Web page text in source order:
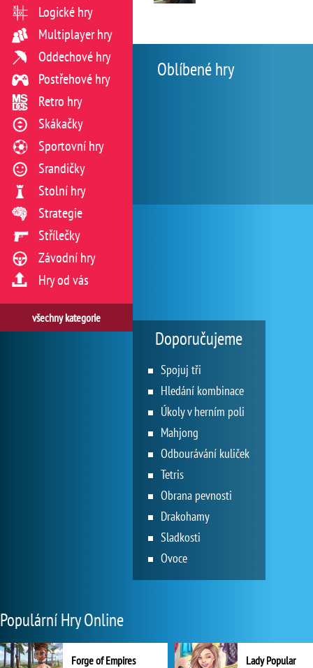
Oblíbené hry
Logické hry
Multiplayer hry
Oddechové hry
Postřehové hry
Retro hry
Skákačky
Sportovní hry
Srandičky
Stolní hry
Strategie
Střílečky
Závodní hry
Hry od vás
všechny kategorie
Doporučujeme
Spojuj tři
Hledání kombinace
Úkoly v herním poli
Mahjong
Odbourávání kuliček
Tetris
Obrana pevnosti
Drakohamy
Sladkosti
Ovoce
Populární Hry Online
Forge of Empires Lady Popular